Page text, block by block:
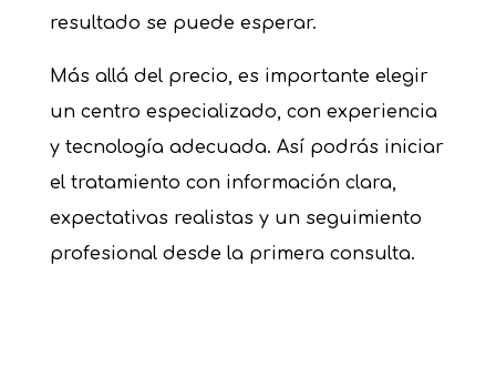
resultado se puede esperar.
Más allá del precio, es importante elegir
un centro especializado, con experiencia
y tecnología adecuada. Así podrás iniciar
el tratamiento con información clara,
expectativas realistas y un seguimiento
profesional desde la primera consulta.